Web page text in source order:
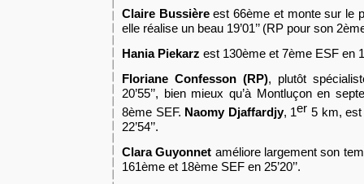
Claire Bussièreest 66ème et monte sur le
elle réalise un beau 19’01’’ (RP pour son
Hania Piekarz est 130ème et 7ème ESF en
Floriane Confesson (RP), plutôt
20’55’’, bien mieux qu’à Montluçon en
8ème SEF. Naomy Djaffardjy, 1er 5 km, est
22’54’’.
Clara Guyonnet améliore largement son
161ème et 18ème SEF en 25’20’’.